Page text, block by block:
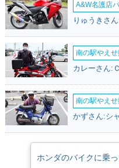
A&W名護店
りゅうきさ
南の駅やえ
カレーさん:
南の駅やえ
かずさん:シ
ホンダのバイクに乗